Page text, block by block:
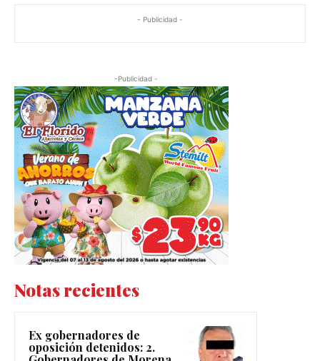
- Publicidad -
-Publicidad -
Notas recientes
Ex gobernadores de
oposición detenidos: 2.